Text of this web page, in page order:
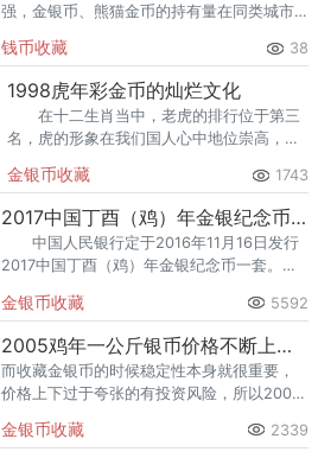
强，金银币、熊猫金币的持有量在同类城市
熊猫金币的需求就明显升温，但鱼龙混杂的
回收渠道里，能精准识别版别溢
钱币收藏 38
1998虎年彩金币的灿烂文化
在十二生肖当中，老虎的排行位于第三
名，虎的形象在我们国人心中地位崇高，人
虎是守护神的化身，代表着稳定、勇猛和生
机，在漫长的历史当中，
金银币收藏 1743
2017中国丁酉（鸡）年金银纪念币详细发行信息
中国人民银行定于2016年11月16日发行
2017中国丁酉（鸡）年金银纪念币一套。该
质纪念币7枚，均为中华人民共和国法定货
金银币收藏 5592
2005鸡年一公斤银币价格不断上涨，建议整套收藏
而收藏金银币的时候稳定性本身就很重要，
价格上下过于夸张的有投资风险，所以2005
金银币收藏 2339